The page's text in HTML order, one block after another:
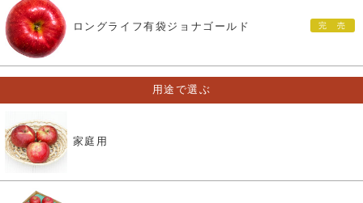
ロングライフ有袋ジョナゴールド
用途で選ぶ
家庭用